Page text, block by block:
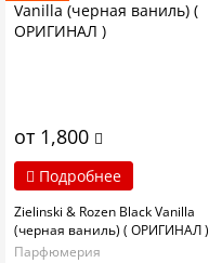
от 1,800
Подробнее
Zielinski & Rozen Black Vanilla
(черная ваниль) ( ОРИГИНАЛ )
Парфюмерия